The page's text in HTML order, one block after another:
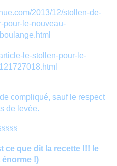
2013/12/stollen-de-
pour-le-nouveau-
le-stollen-pour-le-
compliqué, sauf le respect
de levée.
que dit la recette !!! le
énorme !)